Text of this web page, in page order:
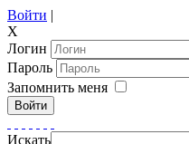
Войти |
X
Логин
Пароль
Запомнить меня
Войти
Искать